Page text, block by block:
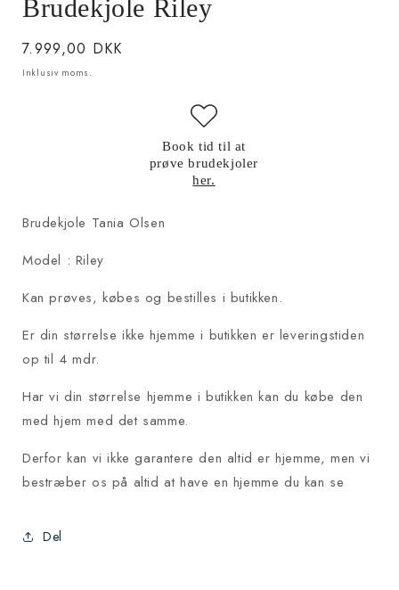
Brudekjole Riley
Normalpris
7.999,00 DKK
Inklusiv moms.
Book tid til at
prøve brudekjoler
her.
Brudekjole Tania Olsen
Model : Riley
Kan prøves, købes og bestilles i butikken.
Er din størrelse ikke hjemme i butikken er leveringstiden
op til 4 mdr.
Har vi din størrelse hjemme i butikken kan du købe den
med hjem med det samme.
Derfor kan vi ikke garantere den altid er hjemme, men vi
bestræber os på altid at have en hjemme du kan se
Del